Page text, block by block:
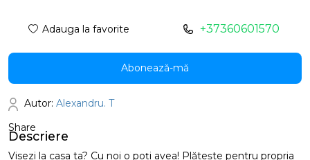
Descriere
Visezi la casa ta? Cu noi o poți avea! Plăteşte pentru propria
Adauga la favorite +37360601570
Abonează-mă
Autor: Alexandru. T
Share